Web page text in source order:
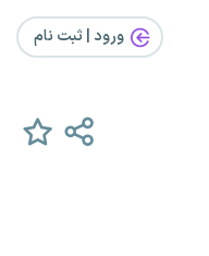
ورود | ثبت‌ نام